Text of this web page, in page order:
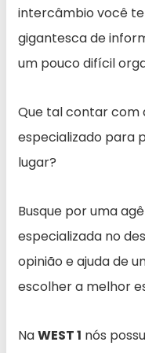
intercâmbio você
gigantesca de
um pouco difícil
Que tal contar com
especializado para
lugar?
Busque por uma
especializada no
opinião e ajuda de
escolher a melhor
NaWEST 1 nós